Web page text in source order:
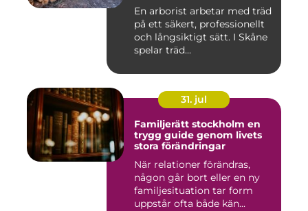
En arborist arbetar med träd
på ett säkert, professionellt
och långsiktigt sätt. I Skåne
spelar träd...
31. jul
Familjerätt stockholm en
trygg guide genom livets
stora förändringar
När relationer förändras,
någon går bort eller en ny
familjesituation tar form
uppstår ofta både kän...